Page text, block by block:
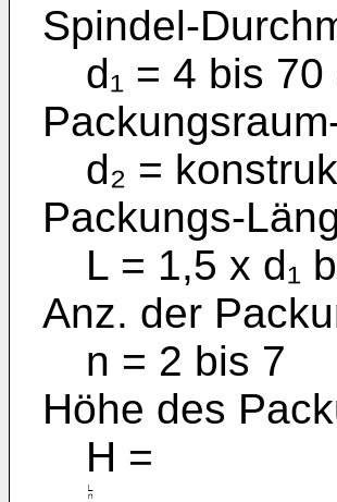
Spindel-
d₁ = 4 bis 70
d₂ =
Packungs-
L = 1,5 x d₁
Anz. der
n = 2 bis 7
Höhe des
H =